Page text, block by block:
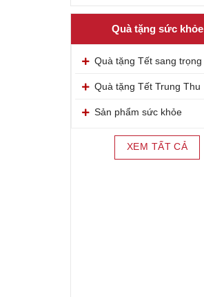
Quà tặng sức khỏe
Quà tặng Tết sang trọng
Quà tặng Tết Trung Thu
Sản phẩm sức khỏe
XEM TẤT CẢ